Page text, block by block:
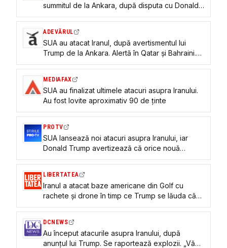
summitul de la Ankara, după disputa cu Donald
Trump: „I-aș spune lui Putin: Ar trebui să porți și
ADEVĂRUL
SUA au atacat Iranul, după avertismentul lui
Trump de la Ankara. Alertă în Qatar și Bahraini.
„Lucrurile se vor agrava mult mai mult”
MEDIAFAX
SUA au finalizat ultimele atacuri asupra Iranului.
Au fost lovite aproximativ 90 de ținte
PROTV
SUA lansează noi atacuri asupra Iranului, iar
Donald Trump avertizează că orice nouă
agresiune va primi un răspuns dur
LIBERTATEA
Iranul a atacat baze americane din Golf cu
rachete și drone în timp ce Trump se lăuda că
Teheranul l-a sunat pentru un acord: „Nu știu
DCNEWS
Au început atacurile asupra Iranului, după
anunțul lui Trump. Se raportează explozii. „Vă